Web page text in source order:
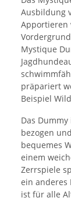
Ausbildung
Apportieren
Mystique
präpariert
Beispiel
Das
bezogen
bequemes
einem
Zerrspiele
ein anderes
ist für alle